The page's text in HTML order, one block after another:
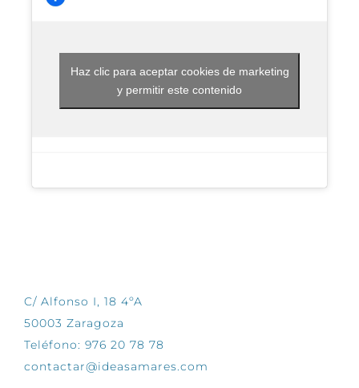
Haz clic para aceptar cookies de marketing
y permitir este contenido
C/ Alfonso I, 18 4ºA
50003 Zaragoza
Teléfono: 976 20 78 78
contactar@ideasamares.com